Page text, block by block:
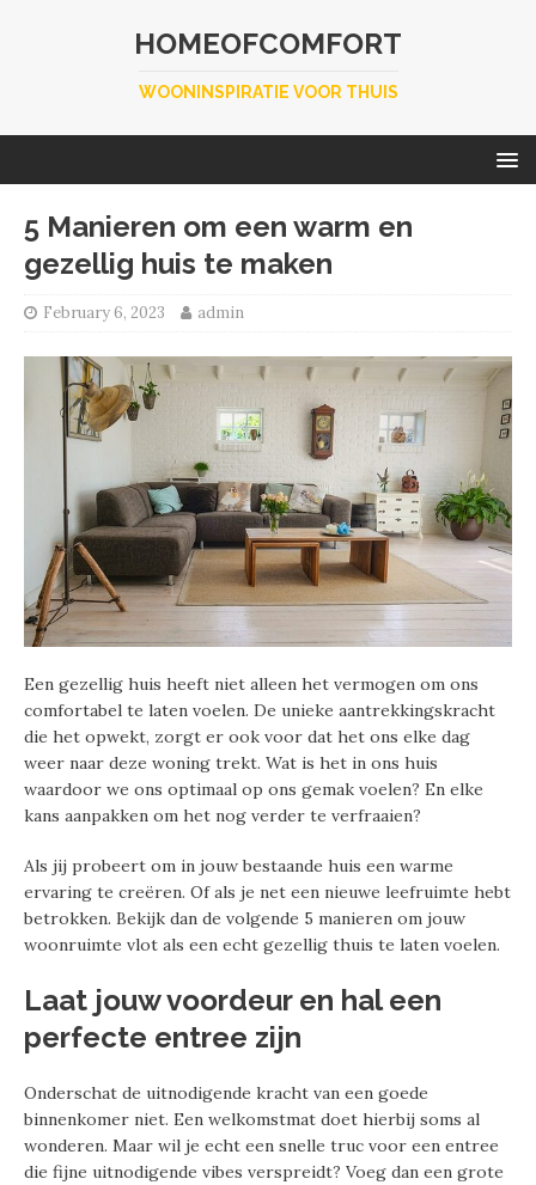
HOMEOFCOMFORT
WOONINSPIRATIE VOOR THUIS
5 Manieren om een warm en
gezellig huis te maken
February 6, 2023 admin
Een gezellig huis heeft niet alleen het vermogen om ons
comfortabel te laten voelen. De unieke aantrekkingskracht
die het opwekt, zorgt er ook voor dat het ons elke dag
weer naar deze woning trekt. Wat is het in ons huis
waardoor we ons optimaal op ons gemak voelen? En elke
kans aanpakken om het nog verder te verfraaien?
Als jij probeert om in jouw bestaande huis een warme
ervaring te creëren. Of als je net een nieuwe leefruimte hebt
betrokken. Bekijk dan de volgende 5 manieren om jouw
woonruimte vlot als een echt gezellig thuis te laten voelen.
Laat jouw voordeur en hal een
perfecte entree zijn
Onderschat de uitnodigende kracht van een goede
binnenkomer niet. Een welkomstmat doet hierbij soms al
wonderen. Maar wil je echt een snelle truc voor een entree
die fijne uitnodigende vibes verspreidt? Voeg dan een grote